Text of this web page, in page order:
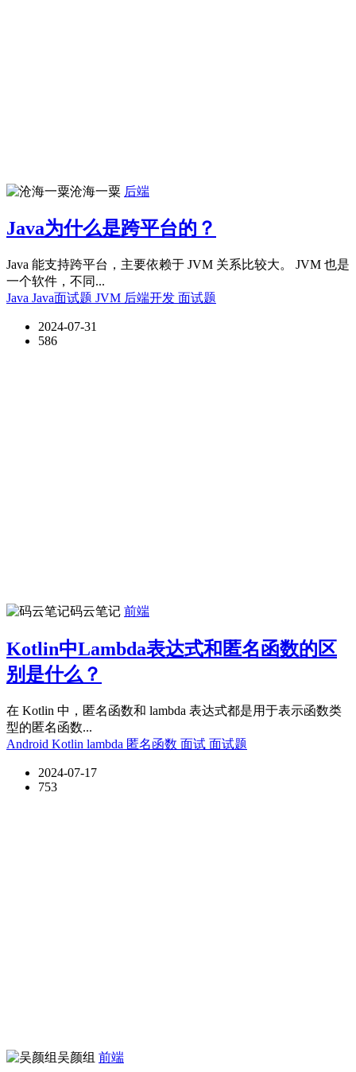
沧海一粟 后端
Java为什么是跨平台的？
Java 能支持跨平台，主要依赖于 JVM 关系比较大。 JVM 也是
一个软件，不同...
Java Java面试题 JVM 后端开发 面试题
2024-07-31
586
码云笔记 前端
Kotlin中Lambda表达式和匿名函数的区
别是什么？
在 Kotlin 中，匿名函数和 lambda 表达式都是用于表示函数类
型的匿名函数...
Android Kotlin lambda 匿名函数 面试 面试题
2024-07-17
753
吴颜组 前端